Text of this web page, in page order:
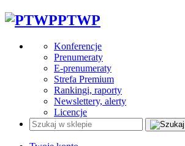
PTWP
Konferencje
Prenumeraty
E-prenumeraty
Strefa Premium
Rankingi, raporty
Newslettery, alerty
Licencje